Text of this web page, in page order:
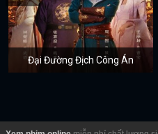
Đại Đường Địch Công Án